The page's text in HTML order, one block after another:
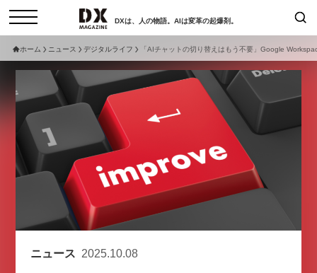
DXは、人の物語。AIは変革の起爆剤。
インタビュー
セミナー
サービスメニュー 日本オムニチャネル協会
トップページ
特集
サイトマップ
お問い合わせ
個人情報保護法について
検索
現在開催予定のセミナー
非公開: 【8/6開催】AIエージェン
ト時代、日本企業は何から始める
新潮流から学ぶ〜
ホーム ニュース デジタルライフ 「AIチャットの切り替えはもう不要」Google
ニュース 2025.10.08